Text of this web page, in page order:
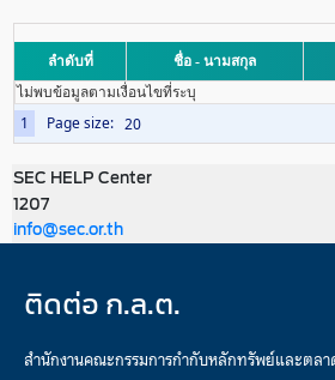
ลำดับที่ ชื่อ - นามสกุล
1 Page size:
ไม่พบข้อมูลตามเงื่อนไขที่ระบุ
SEC HELP Center
1207
info@sec.or.th
ติดต่อ ก.ล.ต.
สำนักงานคณะกรรมการกำกับหลักทรัพย์และตล